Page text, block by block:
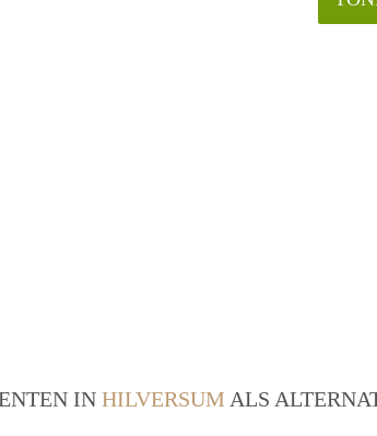
IN HILVERSUM ALS